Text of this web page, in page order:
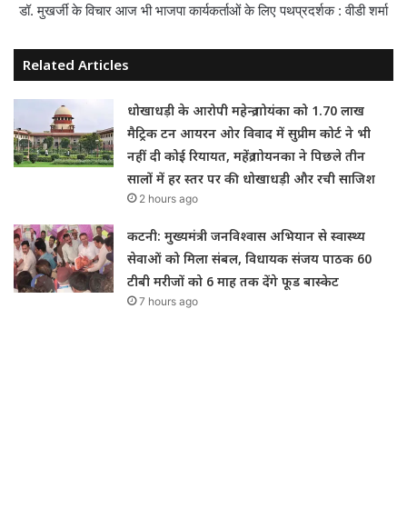
डॉ. मुखर्जी के विचार आज भी भाजपा कार्यकर्ताओं के लिए पथप्रदर्शक : वीडी शर्मा
Related Articles
धोखाधड़ी के आरोपी महेन्द्र गोयंका को 1.70 लाख
मैट्रिक टन आयरन ओर विवाद में सुप्रीम कोर्ट ने भी
नहीं दी कोई रियायत, महेंद्र गोयनका ने पिछले तीन
सालों में हर स्तर पर की धोखाधड़ी और रची साजिश
2 hours ago
कटनी: मुख्यमंत्री जनविश्वास अभियान से स्वास्थ्य
सेवाओं को मिला संबल, विधायक संजय पाठक 60
टीबी मरीजों को 6 माह तक देंगे फूड बास्केट
7 hours ago